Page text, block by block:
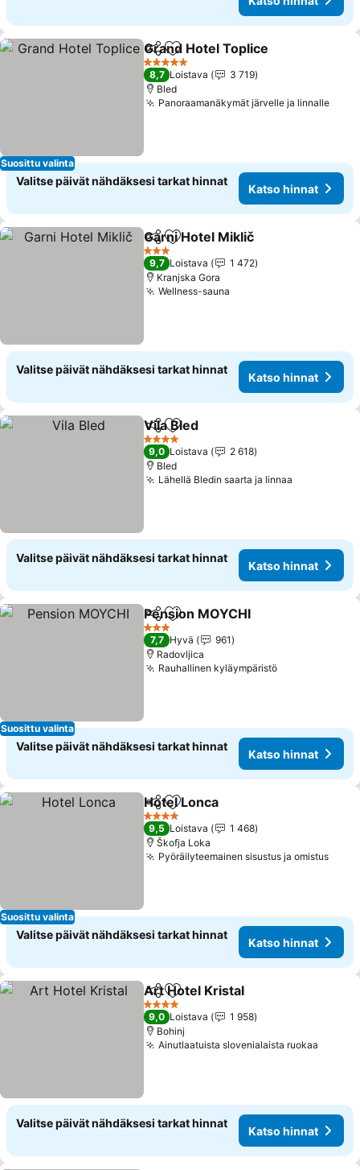
Suosittu valinta
Jaa Lisää suosikkeihin
Grand Hotel Toplice
5 Tähtiluokitus
8,7 Loistava
3 719
Bled
Panoraamanäkymät järvelle ja linnalle
Valitse päivät nähdäksesi tarkat hinnat
Katso hinnat
Jaa Lisää suosikkeihin
Garni Hotel Miklič
3 Tähtiluokitus
9,7 Loistava
1 472
Kranjska Gora
Wellness-sauna
Valitse päivät nähdäksesi tarkat hinnat
Katso hinnat
Jaa Lisää suosikkeihin
Vila Bled
4 Tähtiluokitus
9,0 Loistava
2 618
Bled
Lähellä Bledin saarta ja linnaa
Valitse päivät nähdäksesi tarkat hinnat
Katso hinnat
Suosittu valinta
Jaa Lisää suosikkeihin
Pension MOYCHI
3 Tähtiluokitus
7,7 Hyvä
961
Radovljica
Rauhallinen kyläympäristöKatso hinnat
Valitse päivät nähdäksesi tarkat hinnat
Katso hinnat
Suosittu valinta
Jaa Lisää suosikkeihin
Hotel Lonca
4 Tähtiluokitus
9,5 Loistava
1 468
Škofja Loka
Pyöräilyteemainen sisustus ja omistus
Valitse päivät nähdäksesi tarkat hinnat
Katso hinnat
Jaa Lisää suosikkeihin
Art Hotel Kristal
4 Tähtiluokitus
9,0 Loistava
1 958
Bohinj
Ainutlaatuista slovenialaista ruokaa
Valitse päivät nähdäksesi tarkat hinnat
Katso hinnat